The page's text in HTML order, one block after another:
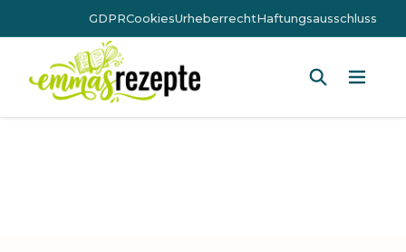
GDPRCookiesUrheberrechtHaftungsausschluss